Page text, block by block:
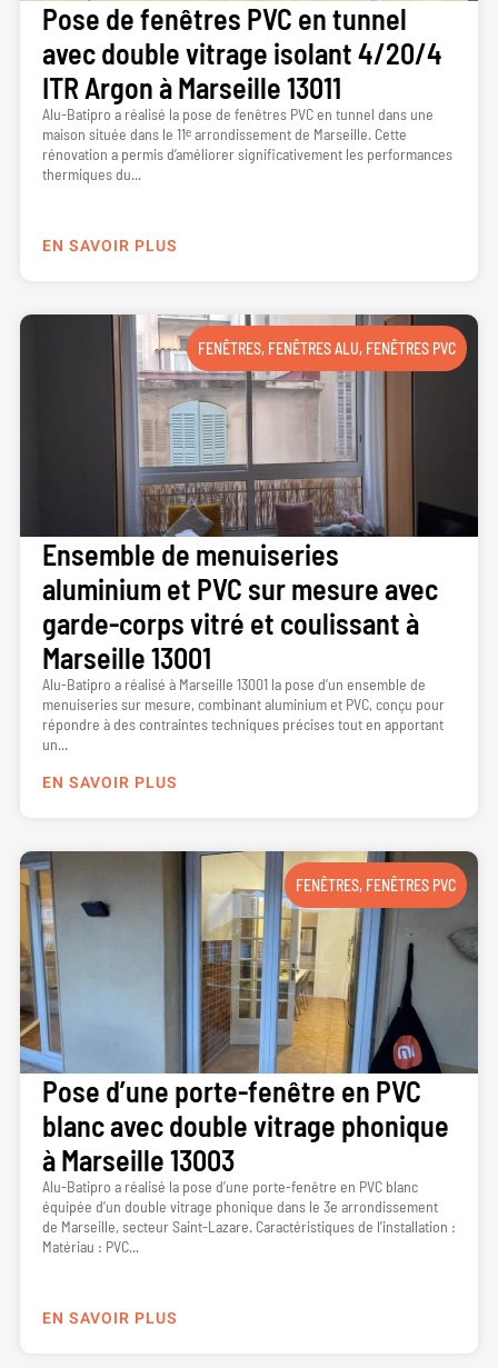
Pose de fenêtres PVC en tunnel
avec double vitrage isolant 4/20/4
ITR Argon à Marseille 13011
Alu-Batipro a réalisé la pose de fenêtres PVC en tunnel dans une
maison située dans le 11ᵉ arrondissement de Marseille. Cette
rénovation a permis d’améliorer significativement les performances
thermiques du...
EN SAVOIR PLUS
FENÊTRES, FENÊTRES ALU, FENÊTRES PVC
Ensemble de menuiseries
aluminium et PVC sur mesure avec
garde-corps vitré et coulissant à
Marseille 13001
Alu-Batipro a réalisé à Marseille 13001 la pose d’un ensemble de
menuiseries sur mesure, combinant aluminium et PVC, conçu pour
répondre à des contraintes techniques précises tout en apportant
un...
EN SAVOIR PLUS
FENÊTRES, FENÊTRES PVC
Pose d’une porte-fenêtre en PVC
blanc avec double vitrage phonique
à Marseille 13003
Alu-Batipro a réalisé la pose d’une porte-fenêtre en PVC blanc
équipée d’un double vitrage phonique dans le 3e arrondissement
de Marseille, secteur Saint-Lazare. Caractéristiques de l’installation :
Matériau : PVC...
EN SAVOIR PLUS